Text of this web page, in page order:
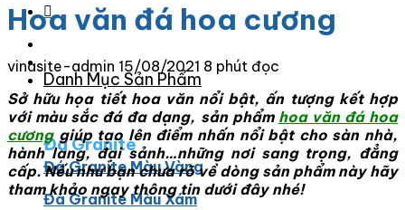
Danh Mục Sản Phẩm
Đá Granite
Đá Granite Màu Vàng
Đá Granite Màu Xám
Hoa văn đá hoa cương
vinasite-admin 15/08/2021 8 phút đọc
Sở hữu họa tiết hoa văn nổi bật, ấn tượng kết hợp
với màu sắc đá đa dạng, sản phẩm hoa văn đá hoa
cươnggiúp tạo lên điểm nhấn nổi bật cho sàn nhà,
hành lang, đại sảnh…những nơi sang trọng, đẳng
cấp. Nếu như bạn chưa rõ về dòng sản phẩm này hãy
tham khảo ngay thông tin dưới đây nhé!